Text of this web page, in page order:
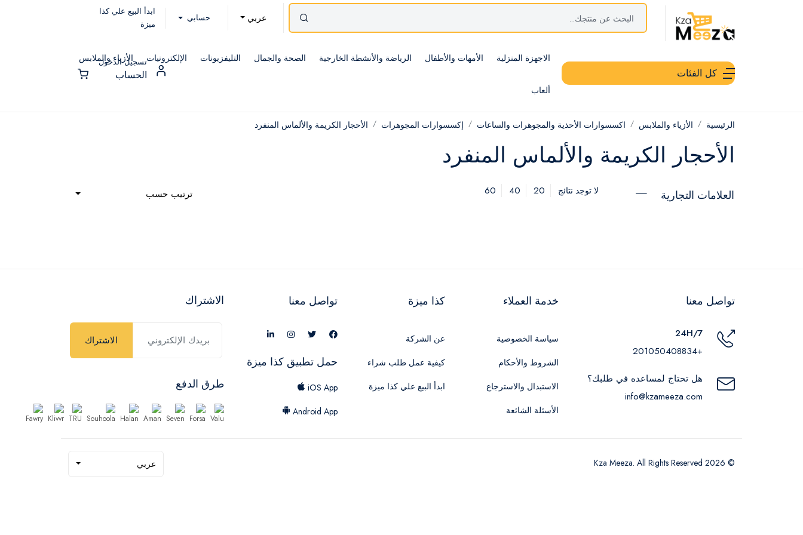
عربي حسابي
ابدأ البيع علي كذا
ميزة
كل الفئات
الاجهزة المنزلية الأمهات والأطفال الرياضة والأنشطة الخارجية الصحة والجمال التليفزيونات الإلكترونيات الأزياء والملابس
ألعاب
تسجيل الدخول
الحساب
الرئيسية الأزياء والملابس اكسسوارات الأحذية والمجوهرات والساعات إكسسوارات المجوهرات الأحجار الكريمة والألماس المنفرد
الأحجار الكريمة والألماس المنفرد
العلامات التجارية لا توجد نتائج 20
40
60 ترتيب حسب
تواصل معنا
24H/7
+201050408834
هل تحتاج لمساعده في طلبك؟
info@kzameeza.com
خدمة العملاء
سياسة الخصوصية
الشروط والأحكام
الاستبدال والاسترجاع
الأسئلة الشائعة
كذا ميزة
عن الشركة
كيفية عمل طلب شراء
ابدأ البيع علي كذا ميزة
تواصل معنا
حمل تطبيق كذا ميزة
iOS App
Android App
الاشتراك
الاشتراك
طرق الدفع
© 2026 Kza Meeza. All Rights Reserved عربي